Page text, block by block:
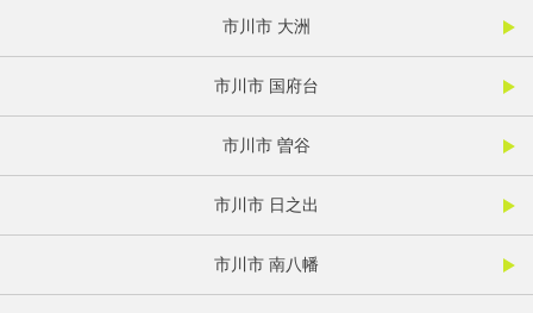
市川市 大洲
市川市 国府台
市川市 曽谷
市川市 日之出
市川市 南八幡